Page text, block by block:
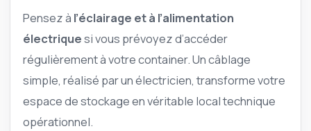
Pensez à l’éclairage et à l’alimentation
électriquesi vous prévoyez d’accéder
régulièrement à votre container. Un câblage
simple, réalisé par un électricien, transforme votre
espace de stockage en véritable local technique
opérationnel.